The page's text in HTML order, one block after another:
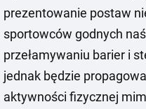
prezentowanie postaw
sportowców godnych
przełamywaniu barier i
jednak będzie
aktywności fizycznej